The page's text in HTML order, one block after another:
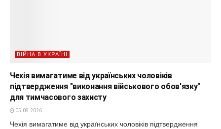
ВІЙНА В УКРАЇНІ
Чехія вимагатиме від українських чоловіків
підтвердження "виконання військового обов'язку"
для тимчасового захисту
05.08.2026
Чехія вимагатиме від українських чоловіків підтвердження